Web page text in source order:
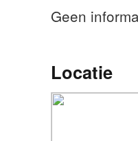
Geen
Locatie